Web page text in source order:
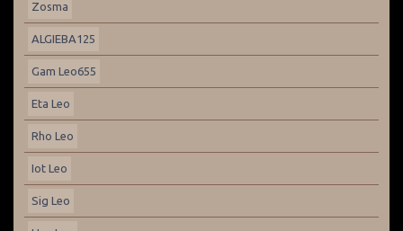
Zosma
ALGIEBA125
Gam Leo655
Eta Leo
Rho Leo
Iot Leo
Sig Leo